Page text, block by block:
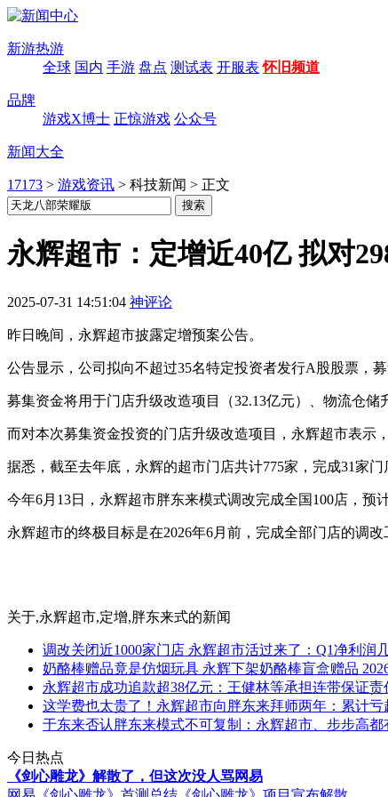
新游热游
全球 国内 手游 盘点 测试表 开服表 怀旧频道
品牌
游戏X博士 正惊游戏 公众号
新闻大全
17173 > 游戏资讯 > 科技新闻 > 正文
永辉超市：定增近40亿 拟对
2025-07-31 14:51:04 神评论
昨日晚间，永辉超市披露定增预案公告。
公告显示，公司拟向不超过35名特定投资者发行A股股票，募
募集资金将用于门店升级改造项目（32.13亿元）、物流仓储
而对本次募集资金投资的门店升级改造项目，永辉超市表示
据悉，截至去年底，永辉的超市门店共计775家，完成31家门
今年6月13日，永辉超市胖东来模式调改完成全国100店，预
永辉超市的终极目标是在2026年6月前，完成全部门店的调改
关于,永辉超市,定增,胖东来式的新闻
调改关闭近1000家门店 永辉超市活过来了：Q1净利润
奶酪棒赠品竟是仿烟玩具 永辉下架奶酪棒盲盒赠品
永辉超市成功追款超38亿元：王健林等承担连带保证责
这学费也太贵了！永辉超市向胖东来拜师两年：累计亏
于东来否认胖东来模式不可复制：永辉超市、步步高都
今日热点
《剑心雕龙》解散了，但这次没人骂网易